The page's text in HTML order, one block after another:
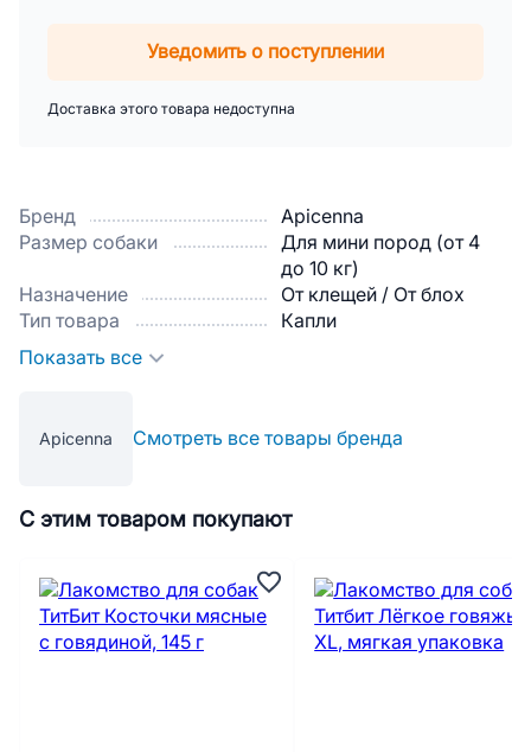
Бренд
Apicenna
Размер собаки
Для мини пород (от 4
до 10 кг)
Назначение
От клещей / От блох
Тип товара
Капли
Показать все
Apicenna Смотреть все товары бренда
Уведомить о поступлении
Доставка этого товара недоступна
С этим товаром покупают